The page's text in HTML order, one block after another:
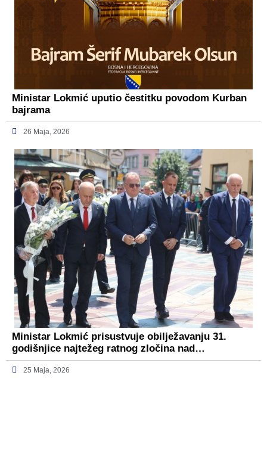
Ministar Lokmić uputio čestitku povodom Kurban
bajrama
26 Maja, 2026
Ministar Lokmić prisustvuje obilježavanju 31.
godišnjice najtežeg ratnog zločina nad…
25 Maja, 2026